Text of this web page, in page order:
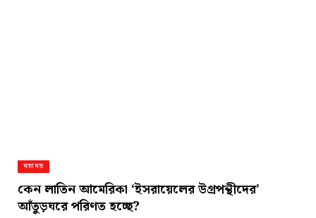
মতামত
কেন লাতিন আমেরিকা ‘ইসরায়েলের উগ্রপন্থীদের’
আঁতুড়ঘরে পরিণত হচ্ছে?